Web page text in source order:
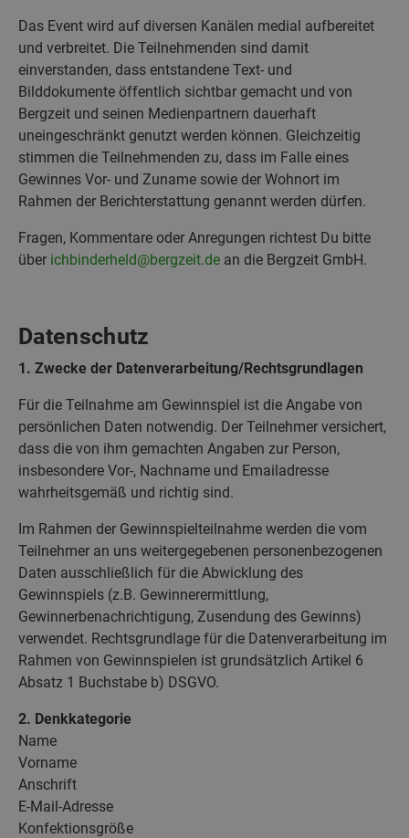
Das Event wird auf diversen Kanälen medial aufbereitet
und verbreitet. Die Teilnehmenden sind damit
einverstanden, dass entstandene Text- und
Bilddokumente öffentlich sichtbar gemacht und von
Bergzeit und seinen Medienpartnern dauerhaft
uneingeschränkt genutzt werden können. Gleichzeitig
stimmen die Teilnehmenden zu, dass im Falle eines
Gewinnes Vor- und Zuname sowie der Wohnort im
Rahmen der Berichterstattung genannt werden dürfen.
Fragen, Kommentare oder Anregungen richtest Du bitte
über ichbinderheld@bergzeit.de an die Bergzeit GmbH.
Datenschutz
1. Zwecke der Datenverarbeitung/Rechtsgrundlagen
Für die Teilnahme am Gewinnspiel ist die Angabe von
persönlichen Daten notwendig. Der Teilnehmer versichert,
dass die von ihm gemachten Angaben zur Person,
insbesondere Vor-, Nachname und Emailadresse
wahrheitsgemäß und richtig sind.
Im Rahmen der Gewinnspielteilnahme werden die vom
Teilnehmer an uns weitergegebenen personenbezogenen
Daten ausschließlich für die Abwicklung des
Gewinnspiels (z.B. Gewinnerermittlung,
Gewinnerbenachrichtigung, Zusendung des Gewinns)
verwendet. Rechtsgrundlage für die Datenverarbeitung im
Rahmen von Gewinnspielen ist grundsätzlich Artikel 6
Absatz 1 Buchstabe b) DSGVO.
2. Denkkategorie
Name
Vorname
Anschrift
E-Mail-Adresse
Konfektionsgröße